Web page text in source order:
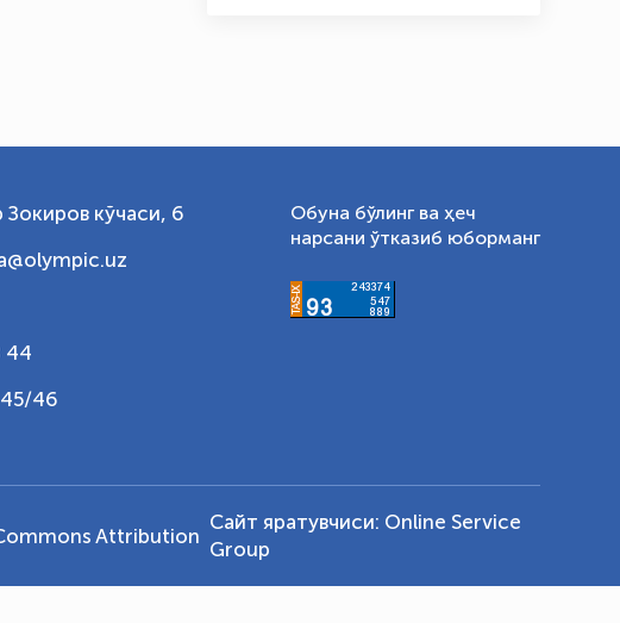
кўчаси, 6
44
45/46
Обуна бўлинг ва ҳеч
нарсани ўтказиб юборманг
Attribution
Сайт яратувчиси: Online Service
Group